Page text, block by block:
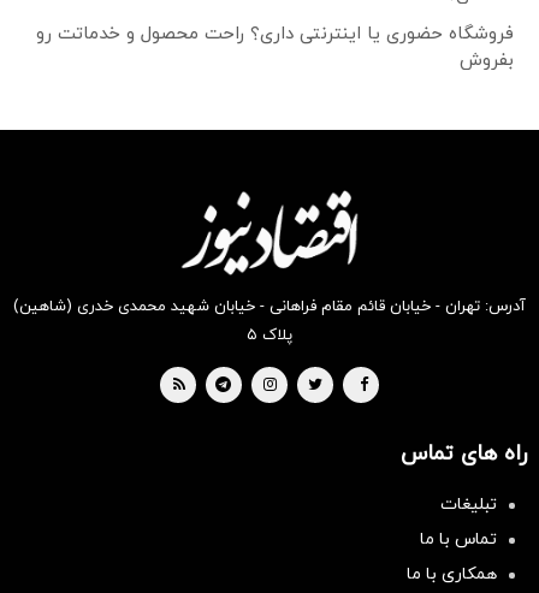
فروشگاه حضوری یا اینترنتی داری؟ راحت محصول و خدماتت رو
بفروش
آدرس: تهران - خیابان قائم مقام فراهانی - خیابان شهید محمدی خدری (شاهین)
پلاک ۵
راه های تماس
تبلیغات
تماس با ما
همکاری با ما